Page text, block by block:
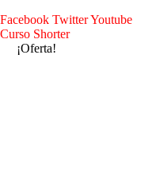
Facebook TwitterYoutube
Curso Shorter
¡Oferta!